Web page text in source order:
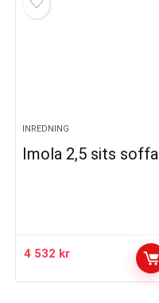
INREDNING
Imola 2,5 sits soffa
4 532 kr